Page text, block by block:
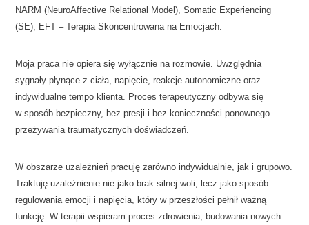
NARM (NeuroAffective Relational Model), Somatic Experiencing
(SE), EFT – Terapia Skoncentrowana na Emocjach.
Moja praca nie opiera się wyłącznie na rozmowie. Uwzględnia
sygnały płynące z ciała, napięcie, reakcje autonomiczne oraz
indywidualne tempo klienta. Proces terapeutyczny odbywa się
w sposób bezpieczny, bez presji i bez konieczności ponownego
przeżywania traumatycznych doświadczeń.
W obszarze uzależnień pracuję zarówno indywidualnie, jak i grupowo.
Traktuję uzależnienie nie jako brak silnej woli, lecz jako sposób
regulowania emocji i napięcia, który w przeszłości pełnił ważną
funkcję. W terapii wspieram proces zdrowienia, budowania nowych